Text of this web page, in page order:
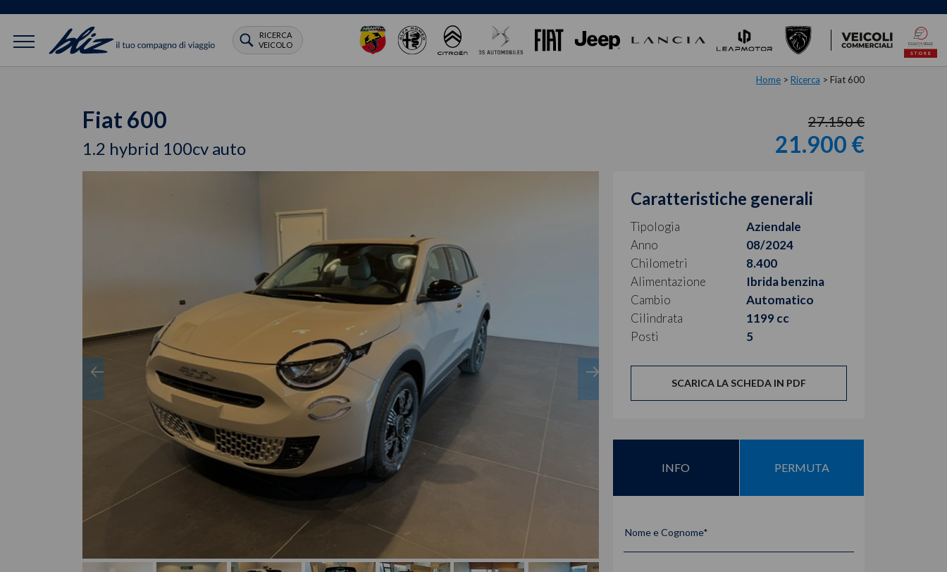
RICERCA
VEICOLO
Home > Ricerca > Fiat 600
Fiat 600
1.2 hybrid 100cv auto
27.150 €
21.900 €
Caratteristiche generali
Tipologia
Aziendale
Anno
08/2024
Chilometri
8.400
Alimentazione
Ibrida benzina
Cambio
Automatico
Cilindrata
1199 cc
Posti
5
SCARICA LA SCHEDA IN PDF
INFO PERMUTA
Nome e Cognome*